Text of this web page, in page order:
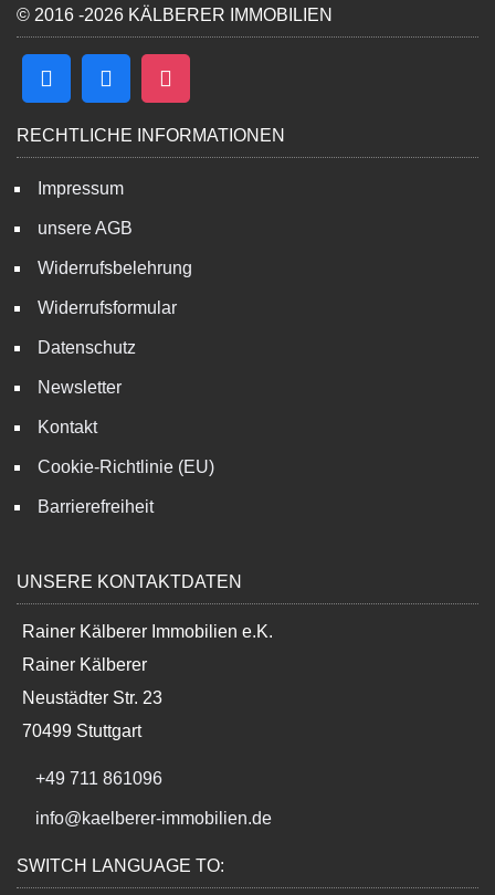
© 2016 -2026 KÄLBERER IMMOBILIEN
RECHTLICHE INFORMATIONEN
Impressum
unsere AGB
Widerrufsbelehrung
Widerrufsformular
Datenschutz
Newsletter
Kontakt
Cookie-Richtlinie (EU)
Barrierefreiheit
UNSERE KONTAKTDATEN
Rainer Kälberer Immobilien e.K.
Rainer Kälberer
Neustädter Str. 23
70499 Stuttgart
+49 711 861096
info@kaelberer-immobilien.de
SWITCH LANGUAGE TO: